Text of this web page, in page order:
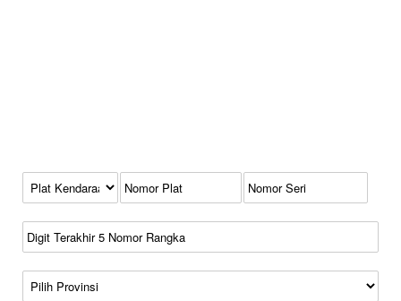
Kode Plat Kendaraan
No Plat
No Seri
No Rangka
Wilayah